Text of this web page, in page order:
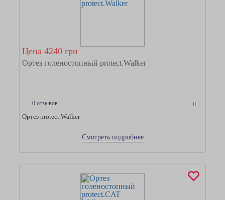
Цена 4240 грн
Ортез голеностопный protect.Walker
0 отзывов 0
Ортез protect.Walker
Смотреть подробнее